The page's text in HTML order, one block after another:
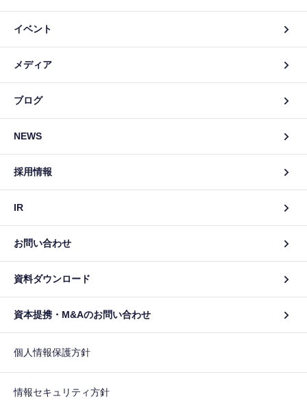
イベント
メディア
ブログ
NEWS
採用情報
IR
お問い合わせ
資料ダウンロード
資本提携・M&Aのお問い合わせ
個人情報保護方針
情報セキュリティ方針